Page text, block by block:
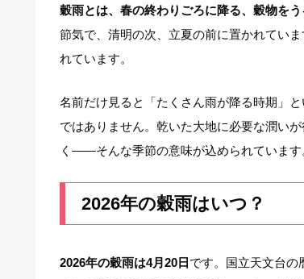
穀雨とは、春の終わりごろに降る、穀物を
節気で、清明の次、立夏の前に置かれてい
れています。
名前だけ見ると「たくさん雨が降る時期」
ではありません。乾いた大地に必要な潤い
く――そんな季節の意味が込められています
2026年の穀雨はいつ？
2026年の穀雨は4月20日 です。国立天文台の